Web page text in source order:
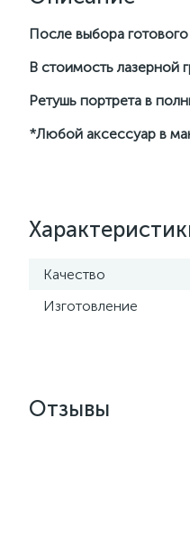
После выбора
В стоимость лазерной
Ретушь портрета в
*Любой аксессуар в
Качество
Изготовление
Отзывы